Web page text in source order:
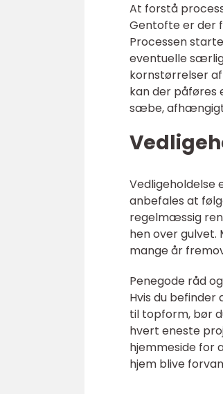
At forstå
Gentofte er der
Processen
eventuelle
kornstørrelser
kan der påføres
sæbe, afhængigt
Vedligeholdelse
anbefales at
regelmæssig
hen over gulvet.
mange år
Penegode råd
Hvis du
til topform, bør
hvert eneste
hjemmeside for
hjem blive